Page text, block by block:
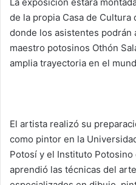
de la propia Casa de Cultura
donde los asistentes podrán
maestro potosinos Othón
amplia trayectoria en el
El artista realizó su
como pintor en la
Potosí y el Instituto
aprendió las técnicas del